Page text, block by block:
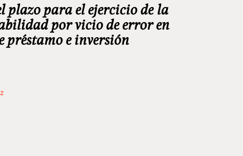
plazo para el ejercicio de la
por vicio de error en
préstamo e inversión